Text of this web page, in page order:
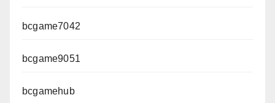
bcgame7042
bcgame9051
bcgamehub